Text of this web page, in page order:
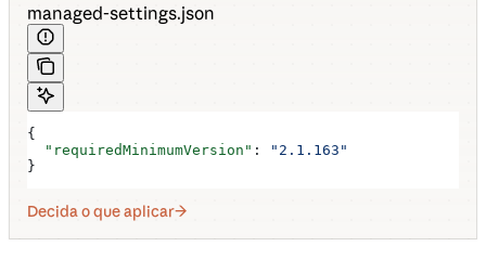
managed-settings.json
{
  "requiredMinimumVersion"
:
"2.1.163"
}
Decida o que aplicar